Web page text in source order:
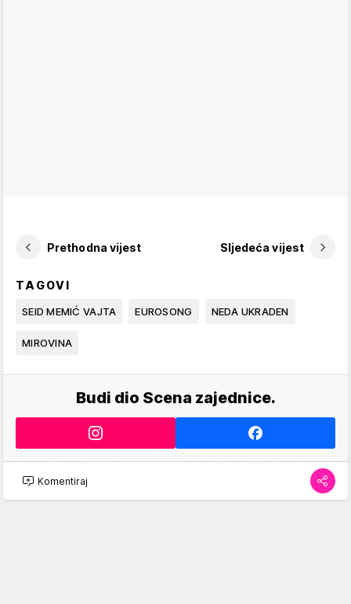
Prethodna vijest Sljedeća vijest
TAGOVI
SEID MEMIĆ VAJTA EUROSONG NEDA UKRADEN
MIROVINA
Budi dio Scena zajednice.
Komentiraj